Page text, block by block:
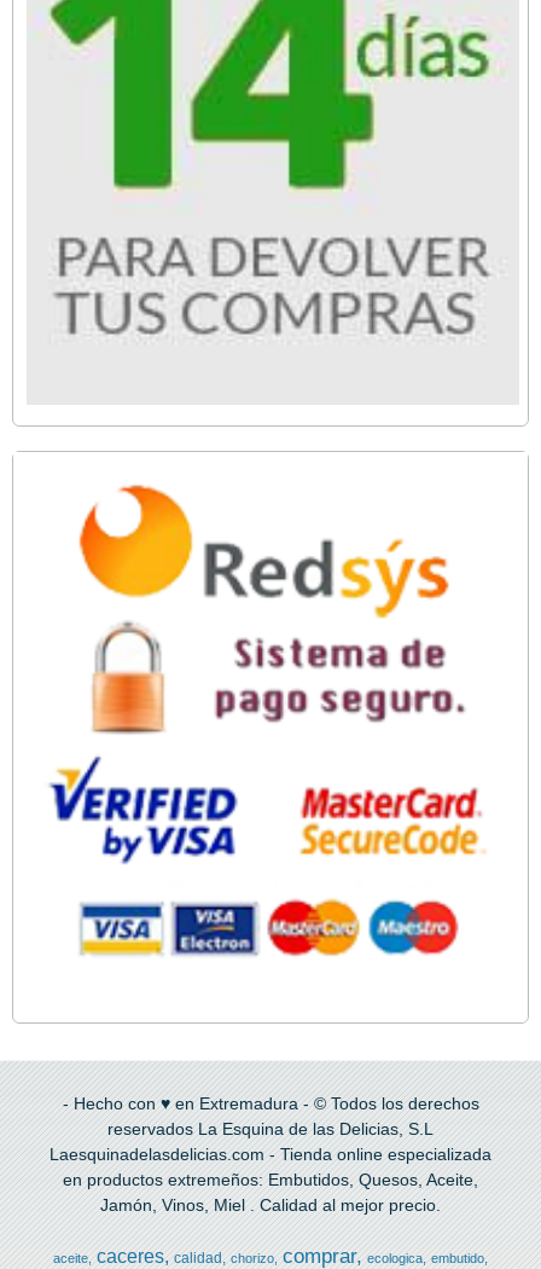
- Hecho con ♥ en Extremadura - © Todos los derechos
reservados La Esquina de las Delicias, S.L
Laesquinadelasdelicias.com - Tienda online especializada
en productos extremeños: Embutidos, Quesos, Aceite,
Jamón, Vinos, Miel . Calidad al mejor precio.
aceite caceres calidad chorizo comprar ecologica embutido